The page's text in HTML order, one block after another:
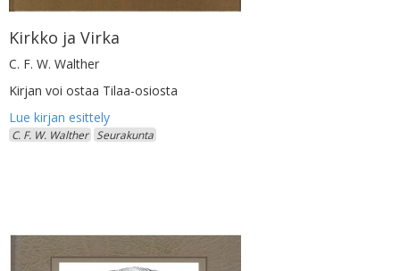
Kirkko ja Virka
C. F. W. Walther
Kirjan voi ostaa Tilaa-osiosta
C. F. W. Walther Seurakunta